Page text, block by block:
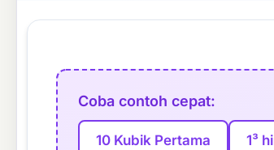
Coba contoh cepat:
10 Kubik Pertama 1³